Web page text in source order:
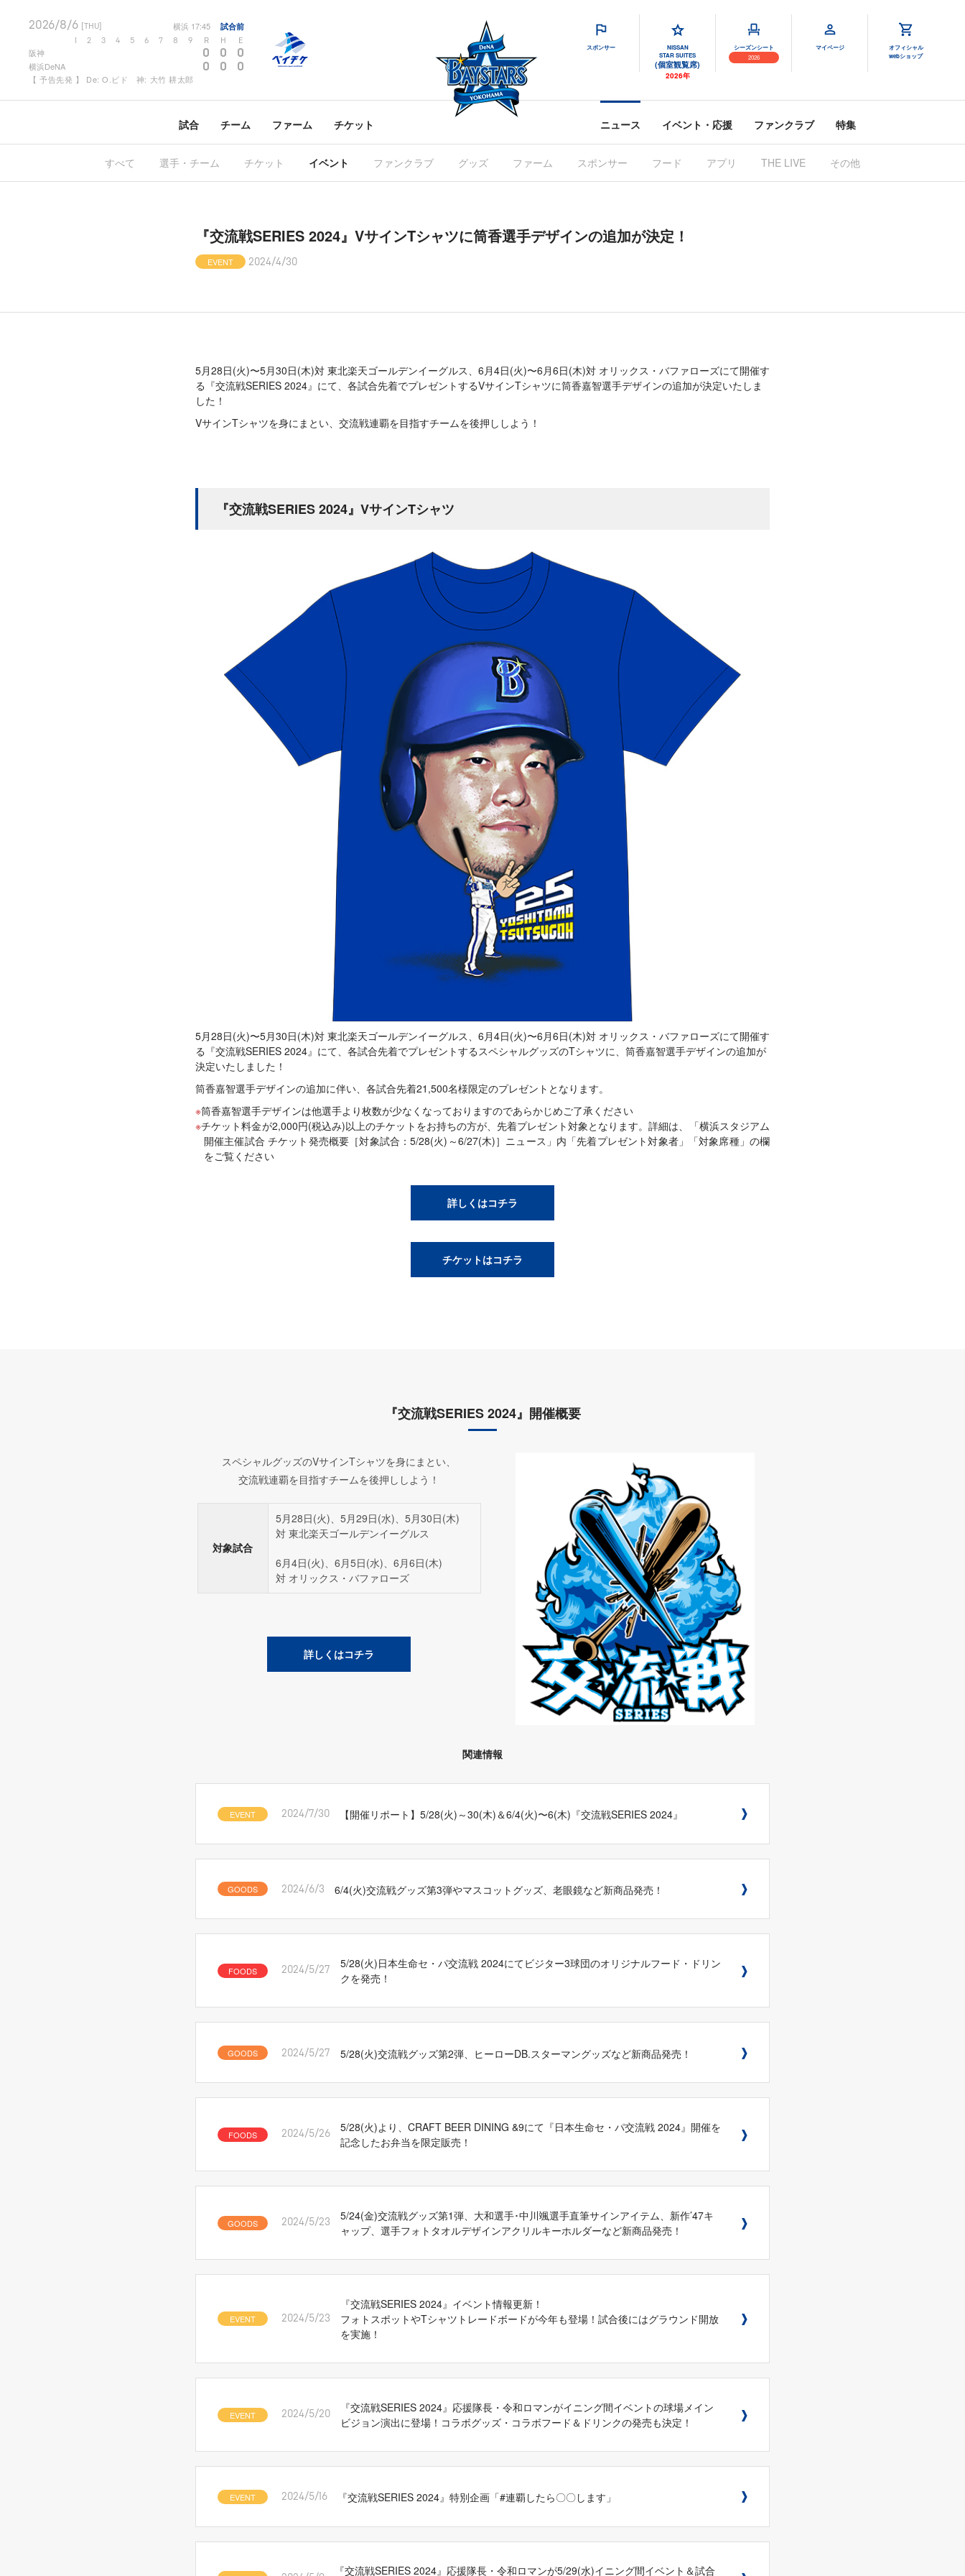
2026/8/6 [THU] 横浜 17:45 試合前
2 3 4 5 6 7 8 9 R H E
阪神 0 0 0
横浜DeNA 0 0 0
【 予告先発 】 De: O.ビド 神: 大竹 耕太郎
スポンサー
NISSAN
STAR SUITES
(個室観覧席)
2026年
シーズンシート
2026
マイページ
オフィシャル
webショップ
試合 チーム ファーム チケット ニュース イベント・応援 ファンクラブ 特集
すべて 選手・チーム チケット イベント ファンクラブ グッズ ファーム スポンサー フード アプリ THE LIVE その他
『交流戦SERIES 2024』VサインTシャツに筒香選手デザインの追加が決定！
EVENT 2024/4/30
5月28日(火)〜5月30日(木)対 東北楽天ゴールデンイーグルス、6月4日(火)〜6月6日(木)対 オリックス・バファローズにて開催す
る『交流戦SERIES 2024』にて、各試合先着でプレゼントするVサインTシャツに筒香嘉智選手デザインの追加が決定いたしま
した！
VサインTシャツを身にまとい、交流戦連覇を目指すチームを後押ししよう！
『交流戦SERIES 2024』VサインTシャツ
5月28日(火)〜5月30日(木)対 東北楽天ゴールデンイーグルス、6月4日(火)〜6月6日(木)対 オリックス・バファローズにて開催す
る『交流戦SERIES 2024』にて、各試合先着でプレゼントするスペシャルグッズのTシャツに、筒香嘉智選手デザインの追加が
決定いたしました！
筒香嘉智選手デザインの追加に伴い、各試合先着21,500名様限定のプレゼントとなります。
筒香嘉智選手デザインは他選手より枚数が少なくなっておりますのであらかじめご了承ください
チケット料金が2,000円(税込み)以上のチケットをお持ちの方が、先着プレゼント対象となります。詳細は、「横浜スタジアム
開催主催試合 チケット発売概要［対象試合：5/28(火)～6/27(木)］ニュース」内「先着プレゼント対象者」「対象席種」の欄
をご覧ください
詳しくはコチラ
チケットはコチラ
『交流戦SERIES 2024』開催概要
スペシャルグッズのVサインTシャツを身にまとい、
交流戦連覇を目指すチームを後押ししよう！
対象試合
5月28日(火)、5月29日(水)、5月30日(木)
対 東北楽天ゴールデンイーグルス
6月4日(火)、6月5日(水)、6月6日(木)
対 オリックス・バファローズ
詳しくはコチラ
関連情報
EVENT 2024/7/30 【開催リポート】5/28(火)～30(木)＆6/4(火)〜6(木)『交流戦SERIES 2024』
GOODS 2024/6/3 6/4(火)交流戦グッズ第3弾やマスコットグッズ、老眼鏡など新商品発売！
FOODS 2024/5/27
5/28(火)日本生命セ・パ交流戦 2024にてビジター3球団のオリジナルフード・ドリン
クを発売！
GOODS 2024/5/27 5/28(火)交流戦グッズ第2弾、ヒーローDB.スターマングッズなど新商品発売！
FOODS 2024/5/26
5/28(火)より、CRAFT BEER DINING &9にて『日本生命セ・パ交流戦 2024』開催を
記念したお弁当を限定販売！
GOODS 2024/5/23
5/24(金)交流戦グッズ第1弾、大和選手･中川颯選手直筆サインアイテム、新作’47キ
ャップ、選手フォトタオルデザインアクリルキーホルダーなど新商品発売！
EVENT 2024/5/23
『交流戦SERIES 2024』イベント情報更新！
フォトスポットやTシャツトレードボードが今年も登場！試合後にはグラウンド開放
を実施！
EVENT 2024/5/20
『交流戦SERIES 2024』応援隊長・令和ロマンがイニング間イベントの球場メイン
ビジョン演出に登場！コラボグッズ・コラボフード＆ドリンクの発売も決定！
EVENT 2024/5/16 『交流戦SERIES 2024』特別企画「#連覇したら〇〇します」
『交流戦SERIES 2024』応援隊長・令和ロマンが5/29(水)イニング間イベント＆試合